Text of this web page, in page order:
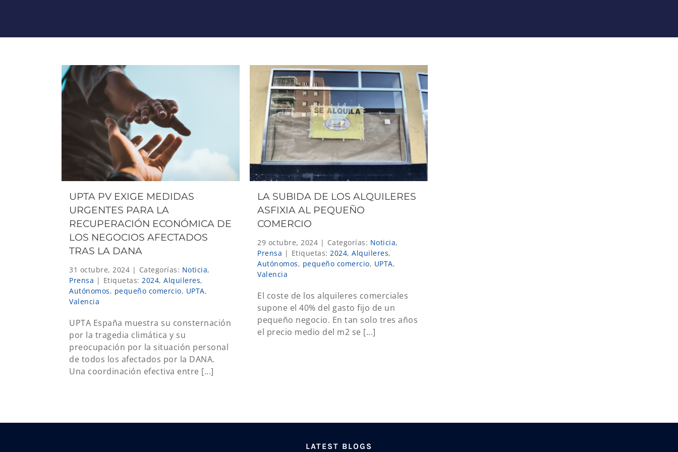
UPTA PV EXIGE MEDIDAS
URGENTES PARA LA
RECUPERACIÓN ECONÓMICA DE
LOS NEGOCIOS AFECTADOS
TRAS LA DANA
31 octubre, 2024 | Categorías: Noticia,
Prensa | Etiquetas: 2024, Alquileres,
Autónomos, pequeño comercio, UPTA,
Valencia
UPTA España muestra su consternación
por la tragedia climática y su
preocupación por la situación personal
de todos los afectados por la DANA.
Una coordinación efectiva entre [...]
LA SUBIDA DE LOS ALQUILERES
ASFIXIA AL PEQUEÑO
COMERCIO
29 octubre, 2024 | Categorías: Noticia,
Prensa | Etiquetas: 2024, Alquileres,
Autónomos, pequeño comercio, UPTA,
Valencia
El coste de los alquileres comerciales
supone el 40% del gasto fijo de un
pequeño negocio. En tan solo tres años
el precio medio del m2 se [...]
LATEST BLOGS